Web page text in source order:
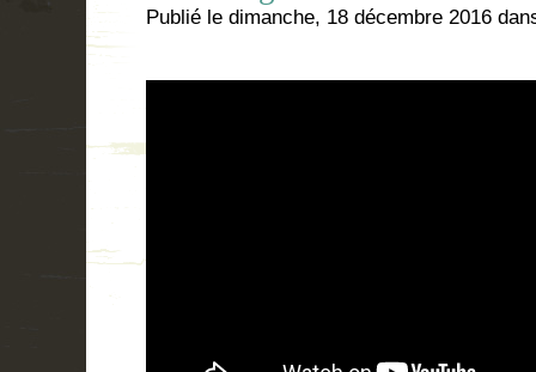
Publié le dimanche, 18 décembre 2016